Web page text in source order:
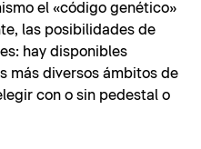
el «código genético»
las posibilidades de
hay disponibles
más diversos ámbitos de
con o sin pedestal o